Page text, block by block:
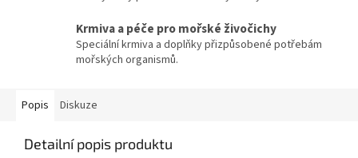
Krmiva a péče pro mořské živočichy
Speciální krmiva a doplňky přizpůsobené potřebám
mořských organismů.
Popis Diskuze
Detailní popis produktu